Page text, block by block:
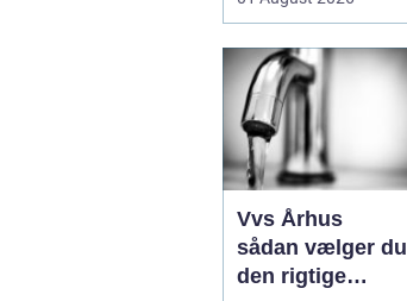
buket. Blomste...
Vvs Århus
sådan vælger du
den rigtige